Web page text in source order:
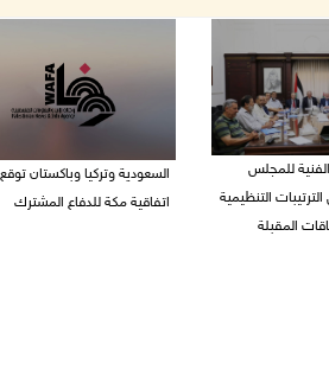
للمجلس
التنظيمية
المقبلة
السعودية وتركيا وباكستان توقع
اتفاقية مكة للدفاع المشترك